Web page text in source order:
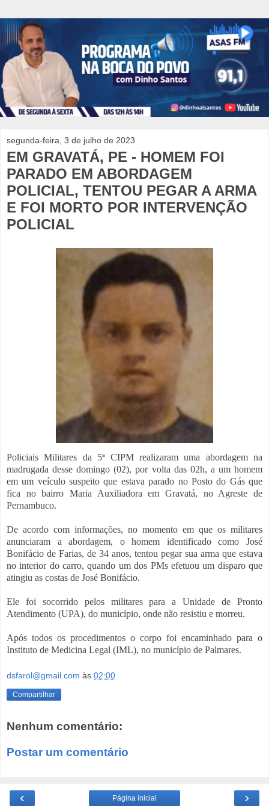
segunda-feira, 3 de julho de 2023
EM GRAVATÁ, PE - HOMEM FOI
PARADO EM ABORDAGEM
POLICIAL, TENTOU PEGAR A ARMA
E FOI MORTO POR INTERVENÇÃO
POLICIAL
Policiais Militares da 5ª CIPM realizaram uma abordagem na
madrugada desse domingo (02), por volta das 02h, a um homem
em um veículo suspeito que estava parado no Posto do Gás que
fica no bairro Maria Auxiliadora em Gravatá, no Agreste de
Pernambuco.
De acordo com informações, no momento em que os militares
anunciaram a abordagem, o homem identificado como José
Bonifácio de Farias, de 34 anos, tentou pegar sua arma que estava
no interior do carro, quando um dos PMs efetuou um disparo que
atingiu as costas de José Bonifácio.
Ele foi socorrido pelos militares para a Unidade de Pronto
Atendimento (UPA), do município, onde não resistiu e morreu.
Após todos os procedimentos o corpo foi encaminhado para o
Instituto de Medicina Legal (IML), no município de Palmares.
dsfarol@gmail.com às 02:00
Compartilhar
Nenhum comentário:
Postar um comentário
‹ ›
Página inicial